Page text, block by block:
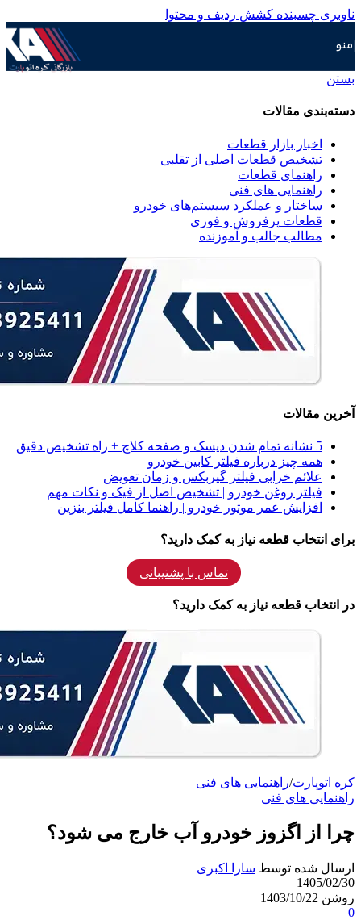
ناوبری چسبنده کشش ردیف و محتوا
منو
بستن
دسته‌بندی مقالات
اخبار بازار قطعات
تشخیص قطعات اصلی از تقلبی
راهنمای قطعات
راهنمایی های فنی
ساختار و عملکرد سیستم‌های خودرو
قطعات پرفروش و فوری
مطالب جالب و آموزنده
آخرین مقالات
5 نشانه‌ تمام شدن دیسک و صفحه کلاچ + راه تشخیص دقیق
همه‌ چیز درباره فیلتر کابین خودرو
علائم خرابی فیلتر گیربکس و زمان تعویض
فیلتر روغن خودرو | تشخیص اصل از فیک و نکات مهم
افزایش عمر موتور خودرو | راهنما کامل فیلتر بنزین
برای انتخاب قطعه نیاز به کمک دارید؟
تماس با پشتیبانی
در انتخاب قطعه نیاز به کمک دارید؟
کره اتوپارت/راهنمایی های فنی
راهنمایی های فنی
چرا از اگزوز خودرو آب خارج می شود؟
ارسال شده توسط سارا اکبری
1405/02/30
روشن 1403/10/22
0